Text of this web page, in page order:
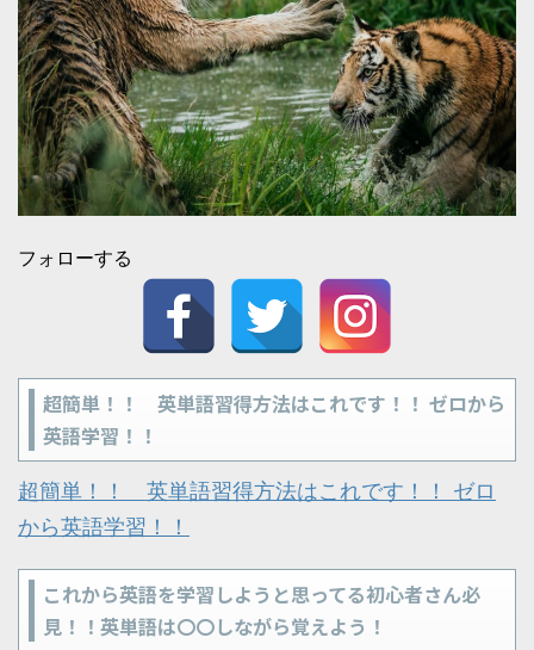
フォローする
超簡単！！ 英単語習得方法はこれです！！ ゼロから
英語学習！！
超簡単！！ 英単語習得方法はこれです！！ ゼロ
から英語学習！！
これから英語を学習しようと思ってる初心者さん必
見！！英単語は〇〇しながら覚えよう！